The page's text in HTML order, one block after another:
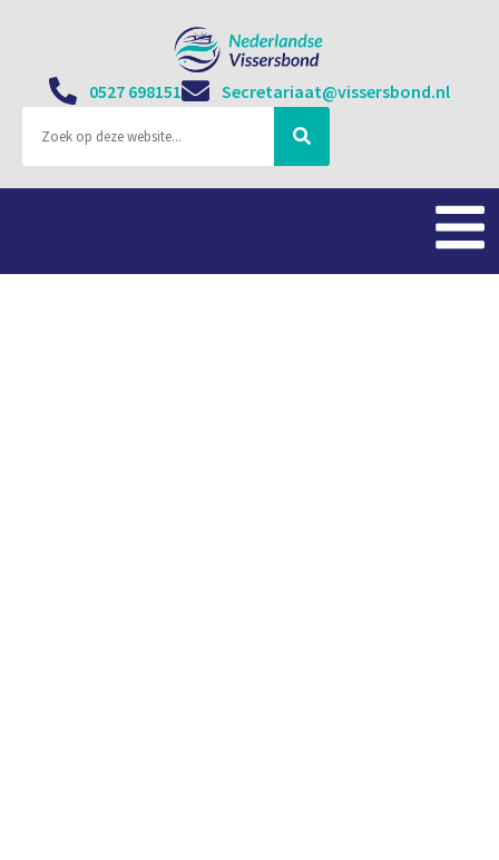
0527 698151 Secretariaat@vissersbond.nl